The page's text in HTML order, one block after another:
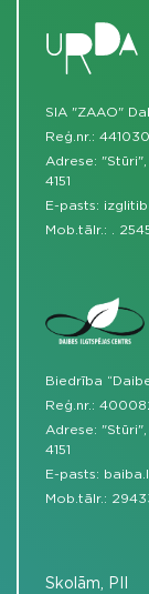
SIA "ZAAO"
Reģ.nr.:
Adrese:
4151
E-pasts:
Mob.tālr.:
Biedrība
Reģ.nr.:
Adrese:
4151
E-pasts:
Mob.tālr.:
Skolām, PII